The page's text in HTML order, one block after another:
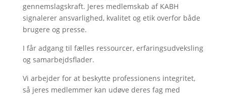
gennemslagskraft. Jeres medlemskab af KABH
signalerer ansvarlighed, kvalitet og etik overfor både
brugere og presse.
I får adgang til fælles ressourcer, erfaringsudveksling
og samarbejdsflader.
Vi arbejder for at beskytte professionens integritet,
så jeres medlemmer kan udøve deres fag med